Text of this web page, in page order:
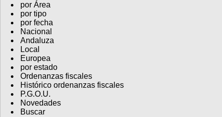
por Área
por tipo
por fecha
Nacional
Andaluza
Local
Europea
por estado
Ordenanzas fiscales
Histórico ordenanzas fiscales
P.G.O.U.
Novedades
Buscar